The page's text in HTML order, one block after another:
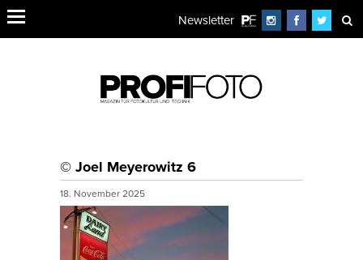
Newsletter
© Joel Meyerowitz 6
18. November 2025